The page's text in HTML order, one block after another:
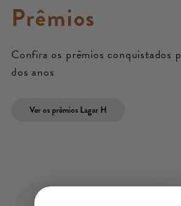
Prêmios
Confira os prêmios conquistados
dos anos
Ver os prêmios Lagar H